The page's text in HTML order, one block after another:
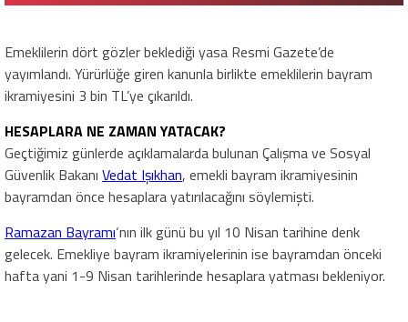
Emeklilerin dört gözler beklediği yasa Resmi Gazete’de
yayımlandı. Yürürlüğe giren kanunla birlikte emeklilerin bayram
ikramiyesini 3 bin TL’ye çıkarıldı.
HESAPLARA NE ZAMAN YATACAK?
Geçtiğimiz günlerde açıklamalarda bulunan Çalışma ve Sosyal
Güvenlik Bakanı Vedat Işıkhan, emekli bayram ikramiyesinin
bayramdan önce hesaplara yatırılacağını söylemişti.
Ramazan Bayramı‘nın ilk günü bu yıl 10 Nisan tarihine denk
gelecek. Emekliye bayram ikramiyelerinin ise bayramdan önceki
hafta yani 1-9 Nisan tarihlerinde hesaplara yatması bekleniyor.